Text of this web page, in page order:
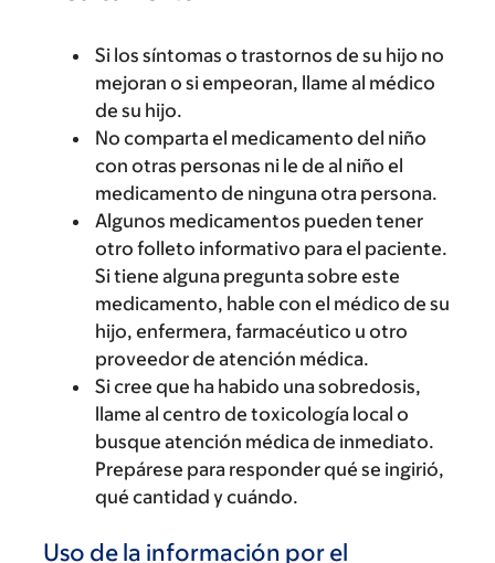
Si los síntomas o trastornos de su hijo no
mejoran o si empeoran, llame al médico
de su hijo.
No comparta el medicamento del niño
con otras personas ni le de al niño el
medicamento de ninguna otra persona.
Algunos medicamentos pueden tener
otro folleto informativo para el paciente.
Si tiene alguna pregunta sobre este
medicamento, hable con el médico de su
hijo, enfermera, farmacéutico u otro
proveedor de atención médica.
Si cree que ha habido una sobredosis,
llame al centro de toxicología local o
busque atención médica de inmediato.
Prepárese para responder qué se ingirió,
qué cantidad y cuándo.
Uso de la información por el